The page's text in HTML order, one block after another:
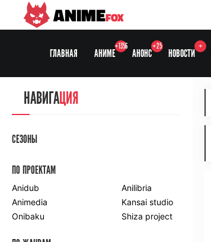
ANIMEFOX
ГЛАВНАЯ АНИМЕ
+1356
АНОНС
+25
НОВОСТИ
+
НАВИГАЦИЯ
СЕЗОНЫ
ПО ПРОЕКТАМ
Anidub
Anilibria
Animedia
Kansai studio
Onibaku
Shiza project